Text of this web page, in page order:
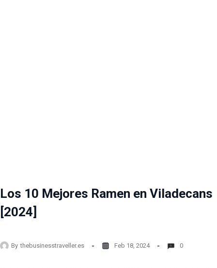
Los 10 Mejores Ramen en Viladecans
[2024]
By thebusinesstraveller.es Feb 18, 2024 0